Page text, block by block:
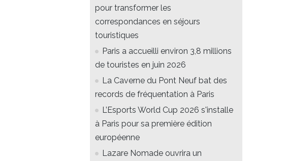
pour transformer les
correspondances en séjours
touristiques
Paris a accueilli environ 3,8 millions
de touristes en juin 2026
La Caverne du Pont Neuf bat des
records de fréquentation à Paris
L’Esports World Cup 2026 s'installe
à Paris pour sa première édition
européenne
Lazare Nomade ouvrira un